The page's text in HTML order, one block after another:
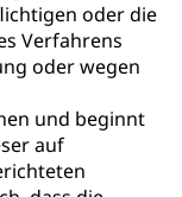
oder die
Verfahrens
oder wegen
und beginnt
auf